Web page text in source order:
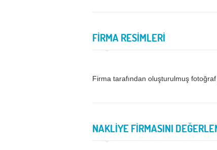
FİRMA RESİMLERİ
Firma tarafından oluşturulmuş
NAKLİYE FİRMASINI